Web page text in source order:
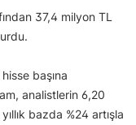
37,4 milyon TL
başına
analistlerin 6,20
bazda %24 artışla